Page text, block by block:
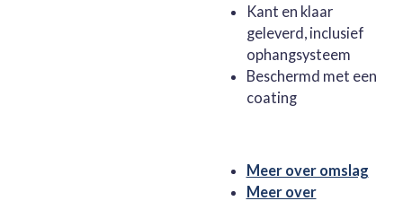
Kant en klaar
geleverd, inclusief
ophangsysteem
Beschermd met een
coating
Meer over omslag
Meer over